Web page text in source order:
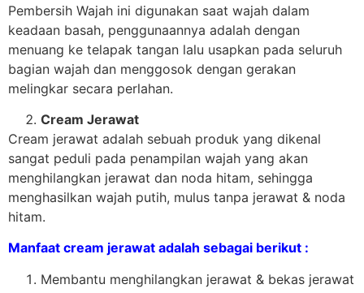
Pembersih Wajah ini digunakan saat wajah dalam
keadaan basah, penggunaannya adalah dengan
menuang ke telapak tangan lalu usapkan pada seluruh
bagian wajah dan menggosok dengan gerakan
melingkar secara perlahan.
Cream Jerawat
Cream jerawat adalah sebuah produk yang dikenal
sangat peduli pada penampilan wajah yang akan
menghilangkan jerawat dan noda hitam, sehingga
menghasilkan wajah putih, mulus tanpa jerawat & noda
hitam.
Manfaat cream jerawat adalah sebagai berikut :
Membantu menghilangkan jerawat & bekas jerawat